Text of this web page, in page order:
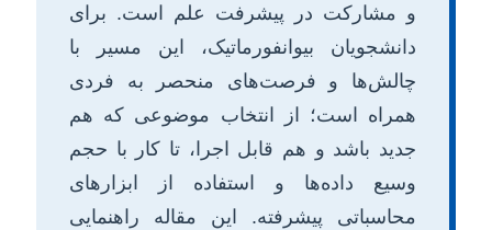
و مشارکت در پیشرفت علم است. برای
دانشجویان بیوانفورماتیک، این مسیر با
چالش‌ها و فرصت‌های منحصر به فردی
همراه است؛ از انتخاب موضوعی که هم
جدید باشد و هم قابل اجرا، تا کار با حجم
وسیع داده‌ها و استفاده از ابزارهای
محاسباتی پیشرفته. این مقاله راهنمایی